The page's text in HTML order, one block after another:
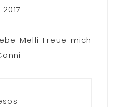
Melli Freue mich